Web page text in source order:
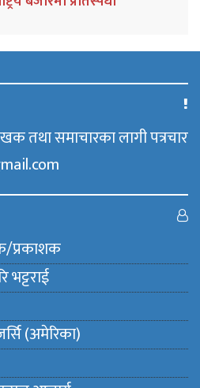
तथा समाचारका लागी पत्रचार
प्रकाशक
(अमेरिका)